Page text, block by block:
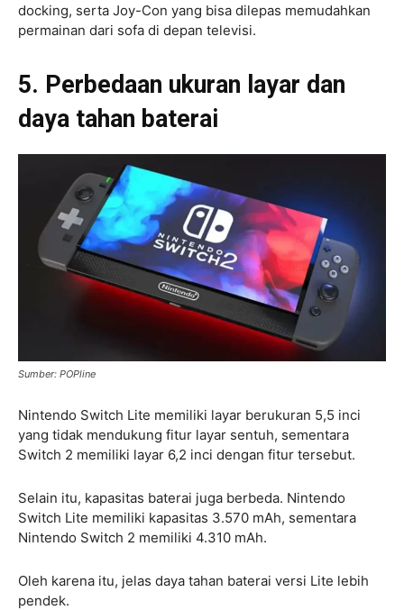
docking, serta Joy-Con yang bisa dilepas memudahkan
permainan dari sofa di depan televisi.
5. Perbedaan ukuran layar dan
daya tahan baterai
Sumber: POPline
Nintendo Switch Lite memiliki layar berukuran 5,5 inci
yang tidak mendukung fitur layar sentuh, sementara
Switch 2 memiliki layar 6,2 inci dengan fitur tersebut.
Selain itu, kapasitas baterai juga berbeda. Nintendo
Switch Lite memiliki kapasitas 3.570 mAh, sementara
Nintendo Switch 2 memiliki 4.310 mAh.
Oleh karena itu, jelas daya tahan baterai versi Lite lebih
pendek.